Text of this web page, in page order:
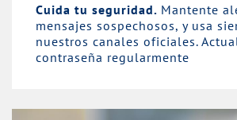
Cuida tu seguridad. Mantente
mensajes sospechosos, y usa
nuestros canales oficiales.
contraseña regularmente